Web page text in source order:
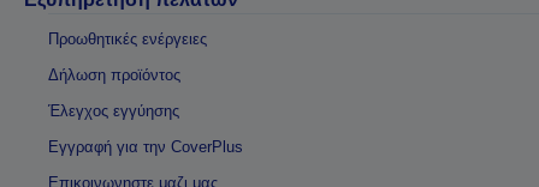
Προωθητικές ενέργειες
Δήλωση προϊόντος
Έλεγχος εγγύησης
Εγγραφή για την CoverPlus
Επικοινωνηστε μαζι μας